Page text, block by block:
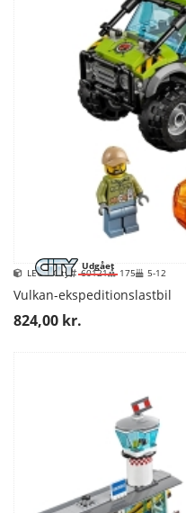
Udgået
LEGO City 60121 175 5-12
Vulkan-ekspeditionslastbil
824,00 kr.